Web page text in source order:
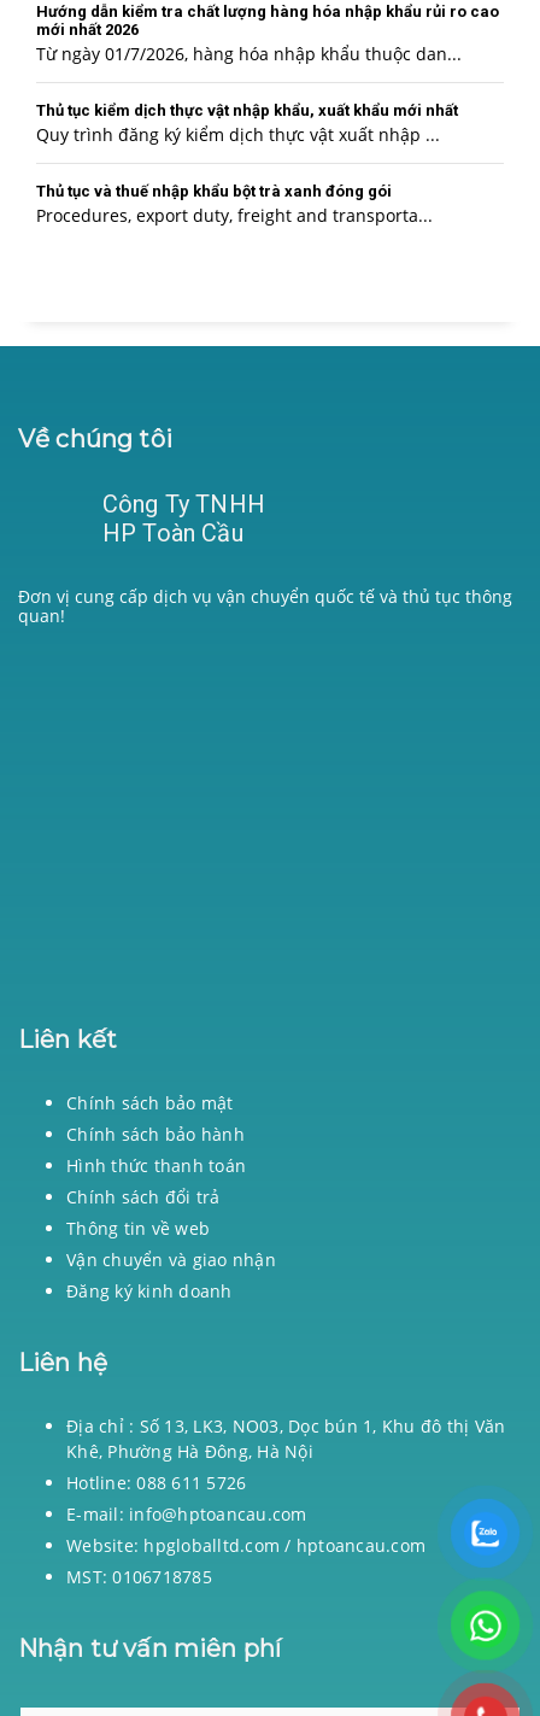
Hướng dẫn kiểm tra chất lượng hàng hóa nhập khẩu rủi ro cao
mới nhất 2026
Từ ngày 01/7/2026, hàng hóa nhập khẩu thuộc dan...
Thủ tục kiểm dịch thực vật nhập khẩu, xuất khẩu mới nhất
Quy trình đăng ký kiểm dịch thực vật xuất nhập ...
Thủ tục và thuế nhập khẩu bột trà xanh đóng gói
Procedures, export duty, freight and transporta...
Về chúng tôi
Công Ty TNHH
HP Toàn Cầu
Đơn vị cung cấp dịch vụ vận chuyển quốc tế và thủ tục thông
quan!
Liên kết
Chính sách bảo mật
Chính sách bảo hành
Hình thức thanh toán
Chính sách đổi trả
Thông tin về web
Vận chuyển và giao nhận
Đăng ký kinh doanh
Liên hệ
Địa chỉ : Số 13, LK3, NO03, Dọc bún 1, Khu đô thị Văn
Khê, Phường Hà Đông, Hà Nội
Hotline: 088 611 5726
E-mail: info@hptoancau.com
Website: hpgloballtd.com / hptoancau.com
MST: 0106718785
Nhận tư vấn miên phí